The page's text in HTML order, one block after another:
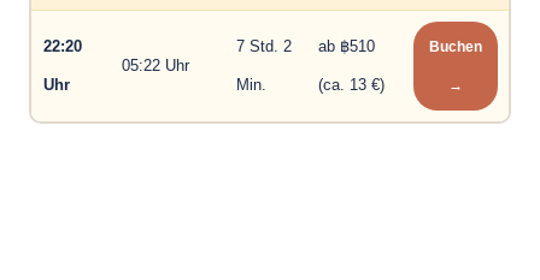
22:20
Uhr
05:22 Uhr
7 Std. 2
Min.
ab ฿510
(ca. 13 €)
Buchen
→